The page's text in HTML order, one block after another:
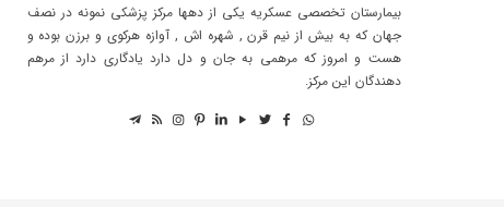
بیمارستان تخصصی عسکریه یکی از دهها مرکز پزشکی نمونه در نصف
جهان که به بیش از نیم قرن , شهره اش , آوازه هرکوی و برزن بوده و
هست و امروز که مرهمی به جان و دل دارد یادگاری دارد از مرهم
دهندگان این مرکز.